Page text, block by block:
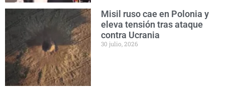
Misil ruso cae en Polonia y
eleva tensión tras ataque
contra Ucrania
30 julio, 2026